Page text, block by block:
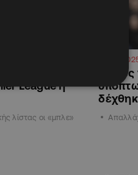
League η
λίστας οι «μπλε»
Αθώος